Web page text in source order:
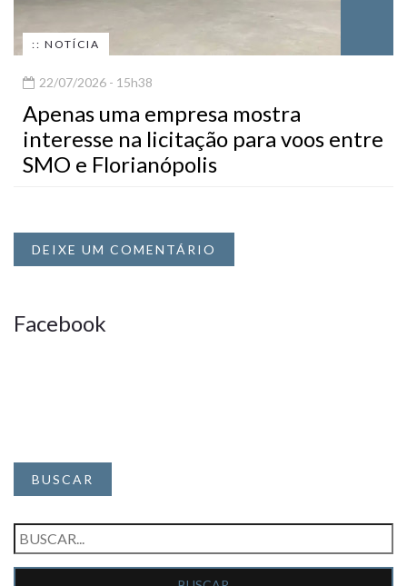
:: NOTÍCIA
22/07/2026 - 15h38
Apenas uma empresa mostra
interesse na licitação para voos entre
SMO e Florianópolis
DEIXE UM COMENTÁRIO
Facebook
BUSCAR